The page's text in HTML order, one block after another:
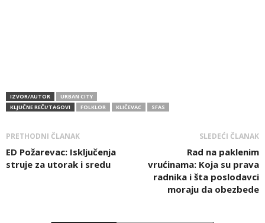
IZVOR/AUTOR
URBAN CITY
KLJUČNE REČI/TAGOVI
FOLKLOR KLIČEVAC SFAS
PRETHODNI ČLANAK
ED Požarevac: Isključenja
struje za utorak i sredu
SLEDEĆI ČLANAK
Rad na paklenim
vrućinama: Koja su prava
radnika i šta poslodavci
moraju da obezbede